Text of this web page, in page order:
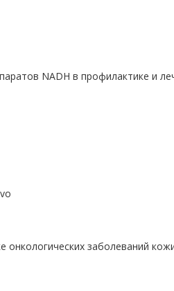
NADH в профилактике и
онкологических заболеваний